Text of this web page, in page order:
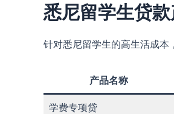
悉尼留学生贷
针对悉尼留学生的高生活成本
产品名称
学费专项贷